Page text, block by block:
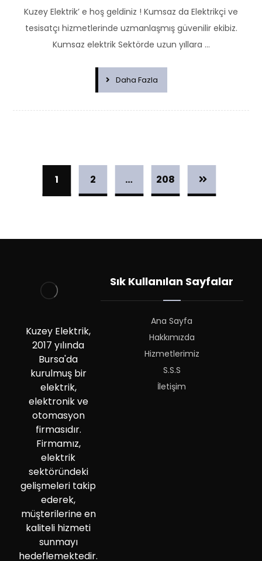
Kuzey Elektrik’ e hoş geldiniz ! Kumsaz da Elektrikçi ve
tesisatçı hizmetlerinde uzmanlaşmış güvenilir ekibiz.
Kumsaz elektrik Sektörde uzun yıllara ...
Daha Fazla
1 2 … 208
Kuzey Elektrik,
2017 yılında
Bursa'da
kurulmuş bir
elektrik,
elektronik ve
otomasyon
firmasıdır.
Firmamız,
elektrik
sektöründeki
gelişmeleri takip
ederek,
müşterilerine en
kaliteli hizmeti
sunmayı
hedeflemektedir.
Sık Kullanılan Sayfalar
Ana Sayfa
Hakkımızda
Hizmetlerimiz
S.S.S
İletişim